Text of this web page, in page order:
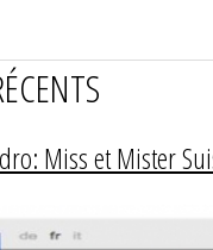
Miss et Mister